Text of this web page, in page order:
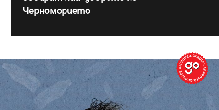
Черноморието